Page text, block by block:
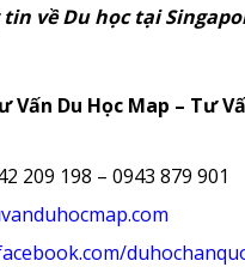
về Du học tại
Vấn Du Học Map – Tư
209 198 – 0943 879 901